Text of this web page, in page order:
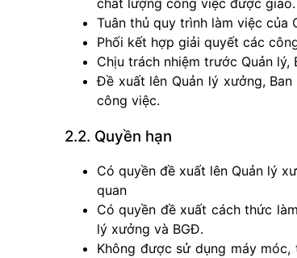
Tuân thủ quy trình làm việc của
Phối kết hợp giải quyết các
Chịu trách nhiệm trước Quản
Đề xuất lên Quản lý xưởng,
công việc.
2.2. Quyền hạn
Có quyền đề xuất lên Quản lý
quan
Có quyền đề xuất cách thức
lý xưởng và BGĐ.
Không được sử dụng máy